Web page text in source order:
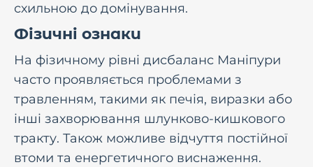
схильною до домінування.
Фізичні ознаки
На фізичному рівні дисбаланс Маніпури
часто проявляється проблемами з
травленням, такими як печія, виразки або
інші захворювання шлунково-кишкового
тракту. Також можливе відчуття постійної
втоми та енергетичного виснаження.